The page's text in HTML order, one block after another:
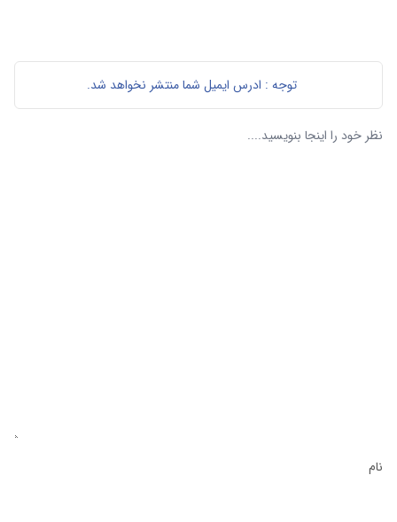
توجه : ادرس ایمیل شما منتشر نخواهد شد.
نام